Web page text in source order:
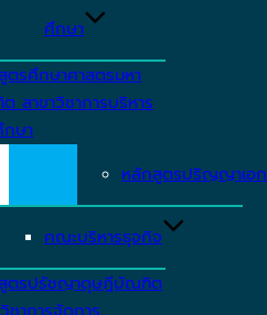
ศึกษา
ตรศึกษาศาสตรมหา
สาขาวิชาการบริหาร
กษา
หลักสูตรปริญญาเอก
คณะบริหารธุจกิจ
ตรปรัชญาดุษฎีบัณฑิต